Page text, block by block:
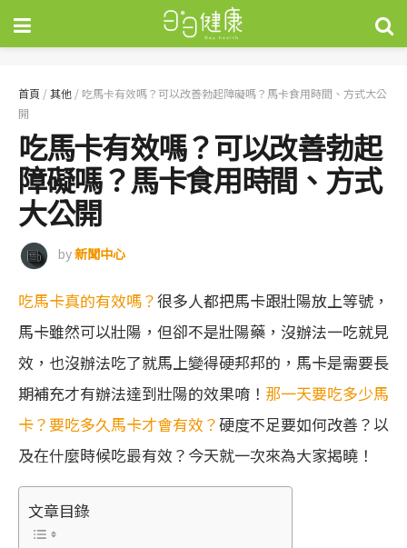
首頁 /其他 / 吃馬卡有效嗎？可以改善勃起障礙嗎？馬卡食用時間、方式大公
開
吃馬卡有效嗎？可以改善勃起
障礙嗎？馬卡食用時間、方式
大公開
by新聞中心
吃馬卡真的有效嗎？很多人都把馬卡跟壯陽放上等號，
馬卡雖然可以壯陽，但卻不是壯陽藥，沒辦法一吃就見
效，也沒辦法吃了就馬上變得硬邦邦的，馬卡是需要長
期補充才有辦法達到壯陽的效果唷！ 那一天要吃多少馬
卡？ 要吃多久馬卡才會有效？硬度不足要如何改善？以
及在什麼時候吃最有效？今天就一次來為大家揭曉！
文章目錄